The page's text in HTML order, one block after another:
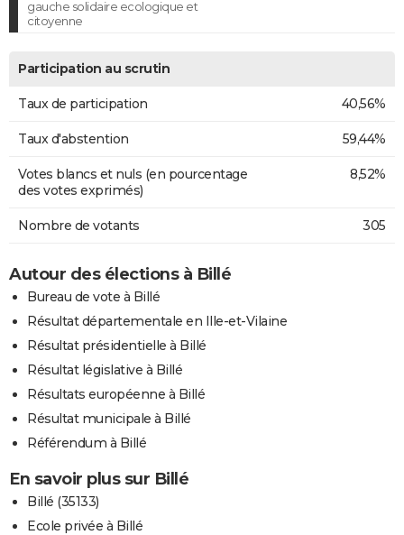
gauche solidaire ecologique et
citoyenne
Participation au scrutin
Taux de participation 40,56%
Taux d'abstention 59,44%
Votes blancs et nuls (en pourcentage
des votes exprimés)
8,52%
Nombre de votants 305
Autour des élections à Billé
Bureau de vote à Billé
Résultat départementale en Ille-et-Vilaine
Résultat présidentielle à Billé
Résultat législative à Billé
Résultats européenne à Billé
Résultat municipale à Billé
Référendum à Billé
En savoir plus sur Billé
Billé (35133)
Ecole privée à Billé